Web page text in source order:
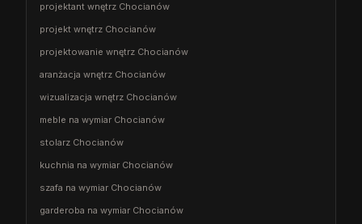
projektant wnętrz Chocianów
projekt wnętrz Chocianów
projektowanie wnętrz Chocianów
aranżacja wnętrz Chocianów
wizualizacja wnętrz Chocianów
meble na wymiar Chocianów
stolarz Chocianów
kuchnia na wymiar Chocianów
szafa na wymiar Chocianów
garderoba na wymiar Chocianów